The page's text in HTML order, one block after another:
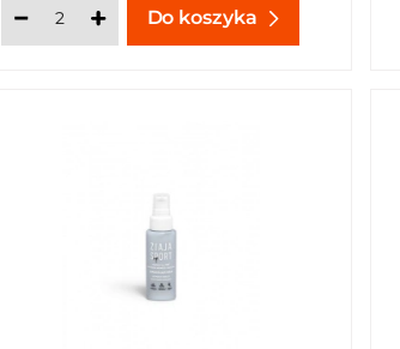
Do koszyka